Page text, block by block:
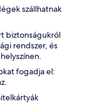
szállhatnak
biztonságukról
rendszer, és
fogadja el: